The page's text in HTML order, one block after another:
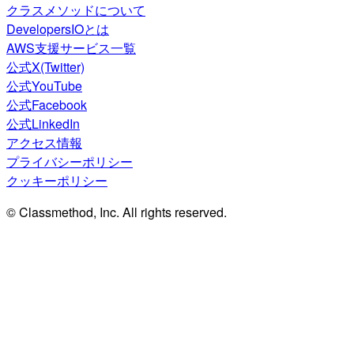
クラスメソッドについて
DevelopersIOとは
AWS支援サービス一覧
公式X(Twitter)
公式YouTube
公式Facebook
公式LinkedIn
アクセス情報
プライバシーポリシー
クッキーポリシー
© Classmethod, Inc. All rights reserved.